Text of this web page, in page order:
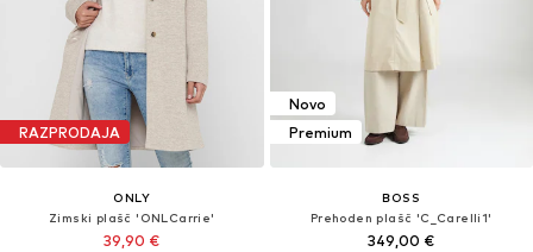
RAZPRODAJA
ONLY
Zimski plašč 'ONLCarrie'
39,90 €
Novo
Premium
BOSS
Prehoden plašč 'C_Carelli1'
349,00 €